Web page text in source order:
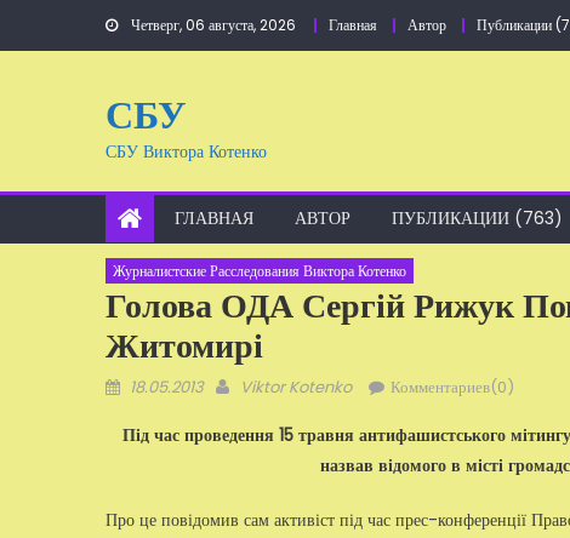
Четверг, 06 августа, 2026 Главная Автор Публикации
СБУ
СБУ Виктора Котенко
ГЛАВНАЯ АВТОР ПУБЛИКАЦИИ (763)
Журналистские Расследования Виктора Котенко
Голова ОДА Сергій Рижук
Житомирі
Добавлено
18.05.2013 Автор
Viktor Kotenko Комментариев(0)
Під час проведення 15 травня антифашистського
назвав відомого в місті
Про це повідомив сам активіст під час прес-конференції